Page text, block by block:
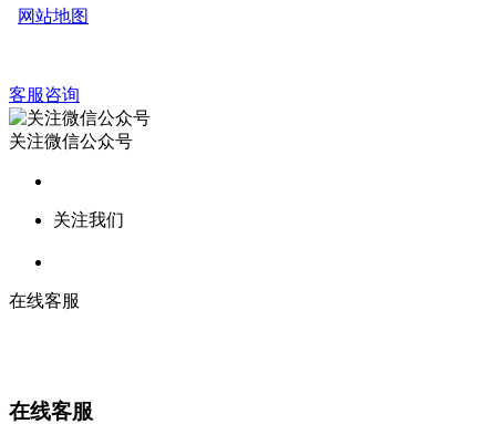
网站地图
客服咨询
关注微信公众号
关注我们
在线客服
在线客服